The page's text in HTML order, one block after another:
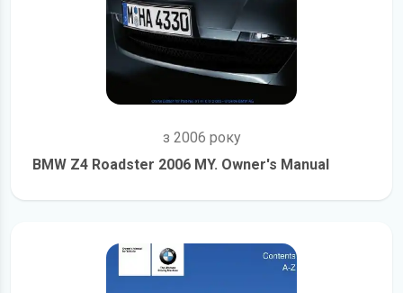
з 2006 року
BMW Z4 Roadster 2006 MY. Owner's Manual